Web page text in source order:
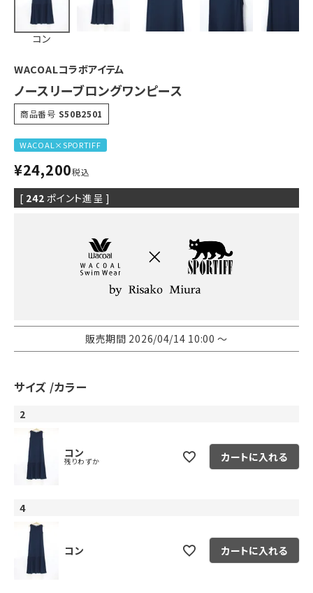
コン
WACOALコラボアイテム
ノースリーブロングワンピース
商品番号 S50B2501
WACOAL×SPORTIFF
¥24,200税込
[ 242 ポイント進呈 ]
販売期間 2026/04/14 10:00〜
サイズ カラー
2
コン
残りわずか カートに入れる
4
コン カートに入れる